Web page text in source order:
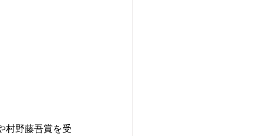
村野藤吾賞を受